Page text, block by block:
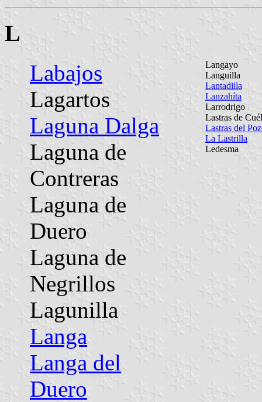
L
Labajos
Lagartos
Laguna Dalga
Laguna de
Contreras
Laguna de
Duero
Laguna de
Negrillos
Lagunilla
Langa
Langa del
Duero
Langayo
Languilla
Lantadilla
Lanzahíta
Larrodrigo
Lastras de
Lastras del
La Lastrilla
Ledesma